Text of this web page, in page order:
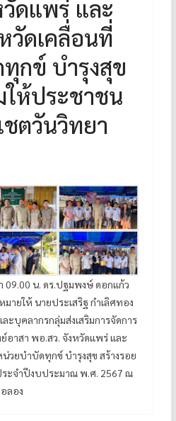
ดแพร่ และ
วัดเคลื่อนที่
กข์ บำรุงสุข
ให้ประชาชน
ชตวันวิทยา
09.00 น. ดร.ปฐมพงษ์ ดอกแก้ว
ายให้ นายประเสริฐ กำเลิศทอง
ะบุคลากรกลุ่มส่งเสริมการจัดการ
าสา พอ.สว. จังหวัดแพร่ และ
วยบำบัดทุกข์ บำรุงสุข สร้างรอย
ะจำปีงบประมาณ พ.ศ. 2567 ณ
ลอง